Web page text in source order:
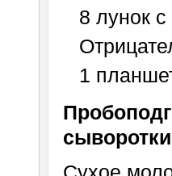
8 лунок
1